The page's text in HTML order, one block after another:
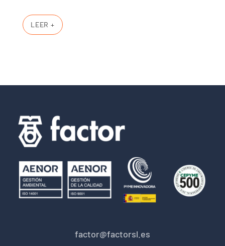
LEER +
factor@factorsl.es